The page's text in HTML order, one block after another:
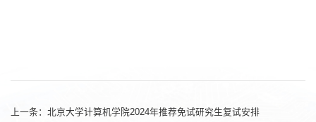
上一条： 北京大学计算机学院2024年推荐免试研究生复试安排